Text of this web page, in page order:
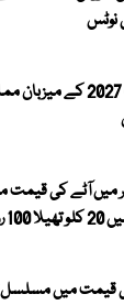
نوٹس
ورلڈ کپ 2027 کے
میں آٹے کی قیمت
تک مہنگا
میں مسلسل